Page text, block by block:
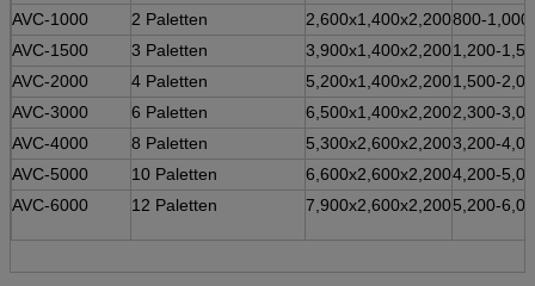
AVC-1000
2 Paletten 2,600x1,400x2,200800-1,000
AVC-1500
3 Paletten 3,900x1,400x2,2001,200-
AVC-2000
4 Paletten 5,200x1,400x2,2001,500-
AVC-3000
6 Paletten 6,500x1,400x2,2002,300-
AVC-4000
8 Paletten 5,300x2,600x2,2003,200-
AVC-5000
10 Paletten 6,600x2,600x2,2004,200-
AVC-6000
12 Paletten 7,900x2,600x2,2005,200-